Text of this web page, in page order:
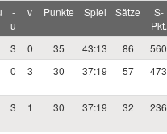
-
u
v Punkte Spiel Sätze
S-
Pkt.
3 0 35 43:13 86
560
0 3 30 37:19 57 473
3 1 30 37:19 32 236